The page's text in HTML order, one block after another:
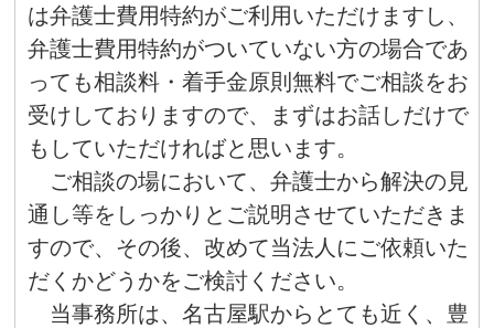
は弁護士費用特約がご利用いただけますし、
弁護士費用特約がついていない方の場合であ
っても相談料・着手金原則無料でご相談をお
受けしておりますので、まずはお話しだけで
もしていただければと思います。
ご相談の場において、弁護士から解決の見
通し等をしっかりとご説明させていただきま
すので、その後、改めて当法人にご依頼いた
だくかどうかをご検討ください。
当事務所は、名古屋駅からとても近く、豊